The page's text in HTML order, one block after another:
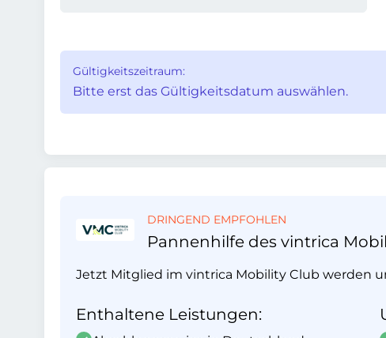
Gültigkeitszeitraum:
Bitte erst das Gültigkeitsdatum auswählen.
DRINGEND EMPFOHLEN
Pannenhilfe des vintrica
Jetzt Mitglied im vintrica Mobility Club werden
Enthaltene Leistungen: